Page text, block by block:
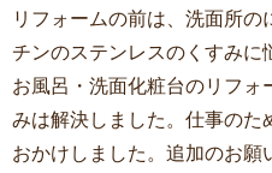
リフォームの前は、洗面所
チンのステンレスのくすみに
お風呂・洗面化粧台のリフォ
みは解決しました。仕事のた
おかけしました。追加のお願